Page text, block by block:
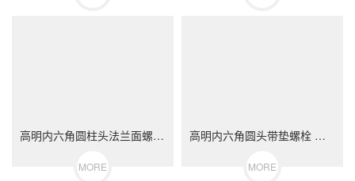
高明内六角圆柱头法兰面螺栓 不锈钢（304/316）碳钢 合金钢
MORE
高明内六角圆头带垫螺栓 不锈钢（304/316）碳钢 合金钢
MORE